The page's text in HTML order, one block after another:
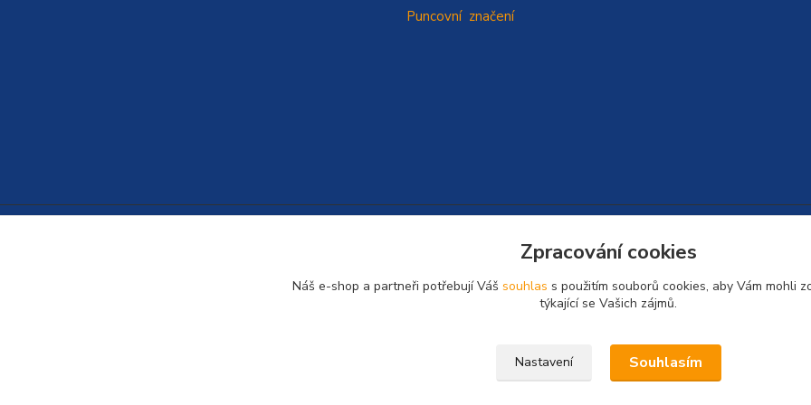
Puncovní značení
Zpracování cookies
Náš e-shop a partneři potřebují Váš souhlas s použitím souborů cookies, aby Vám mohli
týkající se Vašich zájmů.
Nastavení Souhlasím